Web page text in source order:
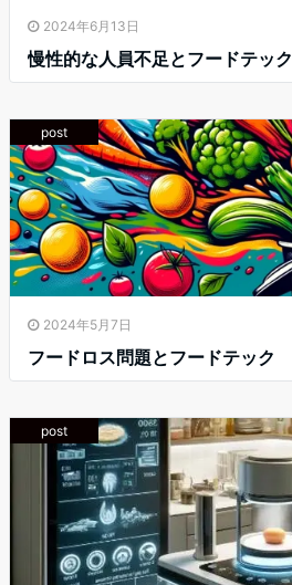
2024年6月13日
慢性的な人員不足とフードテック
post
2024年5月7日
フードロス問題とフードテック
post